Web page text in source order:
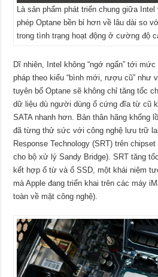
Là sản phẩm phát triển chung giữa
phép Optane bền bỉ hơn về lâu dài so
trong tình trạng hoạt động ở cường độ
Dĩ nhiên, Intel không “ngớ ngẩn” tới
pháp theo kiểu “bình mới, rượu cũ” như
tuyên bố Optane sẽ không chỉ tăng tốc
dữ liệu dù người dùng ổ cứng đĩa từ cũ
SATA nhanh hơn. Bản thân hãng khổng
đã từng thử sức với công nghệ lưu trữ
Response Technology (SRT) trên
cho bộ xử lý Sandy Bridge). SRT tăng
kết hợp ổ từ và ổ SSD, một khái niệm
mà Apple đang triển khai trên các máy
toàn về mặt công nghệ).